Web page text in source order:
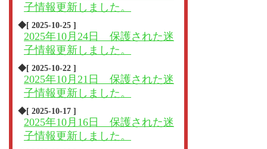
子情報更新しました。
◆[ 2025-10-25 ]
2025年10月24日 保護された迷
子情報更新しました。
◆[ 2025-10-22 ]
2025年10月21日 保護された迷
子情報更新しました。
◆[ 2025-10-17 ]
2025年10月16日 保護された迷
子情報更新しました。